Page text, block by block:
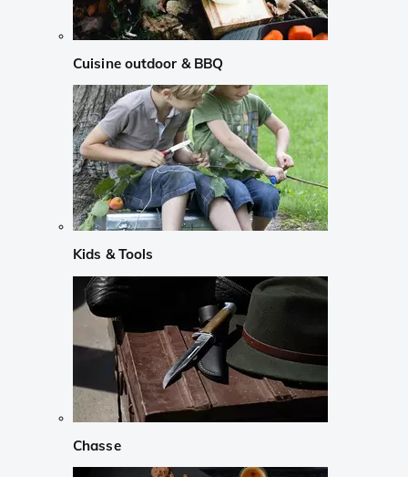
Cuisine outdoor & BBQ
Kids & Tools
Chasse